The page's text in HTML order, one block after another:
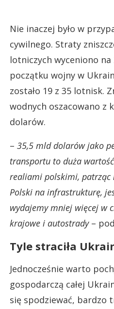
Nie inaczej było w
cywilnego. Straty
lotniczych wyceniono
początku wojny w
zostało 19 z 35 lotnisk.
wodnych oszacowano z
dolarów.
– 35,5 mld dolarów jako
transportu to duża
realiami polskimi, patrząc
Polski na infrastrukturę,
wydajemy mniej więcej w
krajowe i autostrady–
Tyle straciła
Jednocześnie warto
gospodarczą całej
się spodziewać, bardzo